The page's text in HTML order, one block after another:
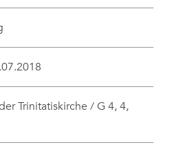
Trinitatiskirche / G 4, 4,